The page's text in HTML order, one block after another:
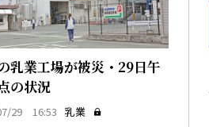
乳業工場が被災・29日午
の状況
29 16:53 乳業